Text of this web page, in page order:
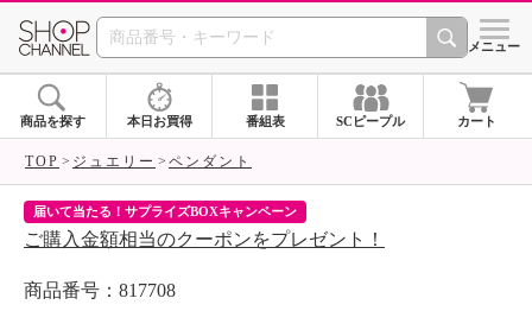
SHOP CHANNEL シメニュー
商品を探す 本日お買得 番組表 SCピープル カート
TOP ジュエリー ペンダント
届いて当たる！サプライズBOXキャンペーン
ご購入金額相当のクーポンをプレゼント！
商品番号：817708